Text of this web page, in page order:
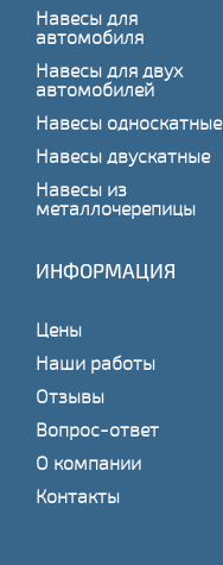
Навесы для
автомобиля
Навесы для двух
автомобилей
Навесы односкатные
Навесы двускатные
Навесы из
металлочерепицы
ИНФОРМАЦИЯ
Цены
Наши работы
Отзывы
Вопрос-ответ
О компании
Контакты